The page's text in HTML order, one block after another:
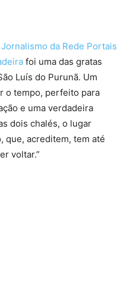
da Rede Portais
foi uma das gratas
Luís do Purunã. Um
o tempo, perfeito para
e uma verdadeira
dois chalés, o lugar
que, acreditem, tem até
voltar.”